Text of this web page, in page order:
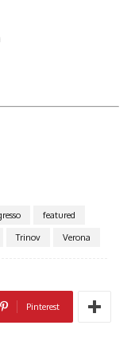
featured
Trinov Verona
Pinterest